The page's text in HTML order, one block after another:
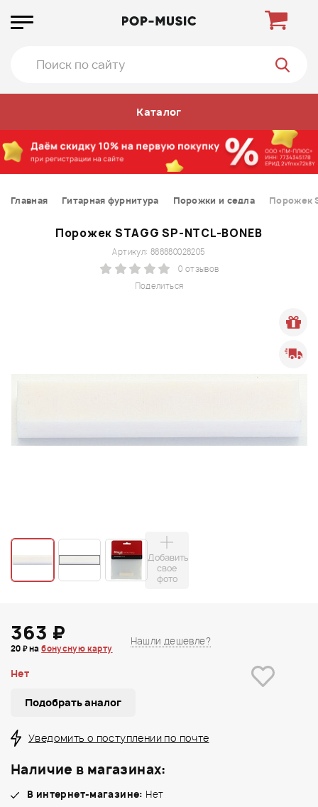
Каталог
Главная Гитарная фурнитура Порожки и седла Порожек
Порожек STAGG SP-NTCL-BONEB
Поделиться
Артикул: 888880028205
0 отзывов
Добавить
свое
фото
363 ₽
20 ₽ набонусную карту
Нашли дешевле?
Нет
Подобрать аналог
Уведомить о поступлении по почте
Наличие в магазинах:
В интернет-магазине: Нет